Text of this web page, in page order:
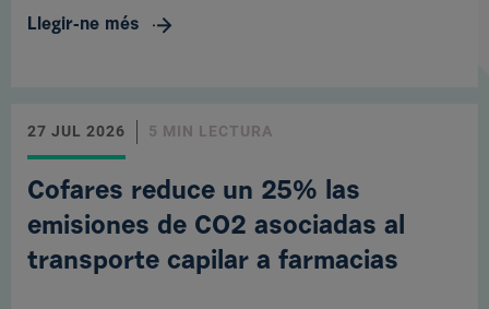
Llegir-ne més
27 JUL 2026 5 MIN LECTURA
Cofares reduce un 25% las
emisiones de CO2 asociadas al
transporte capilar a farmacias